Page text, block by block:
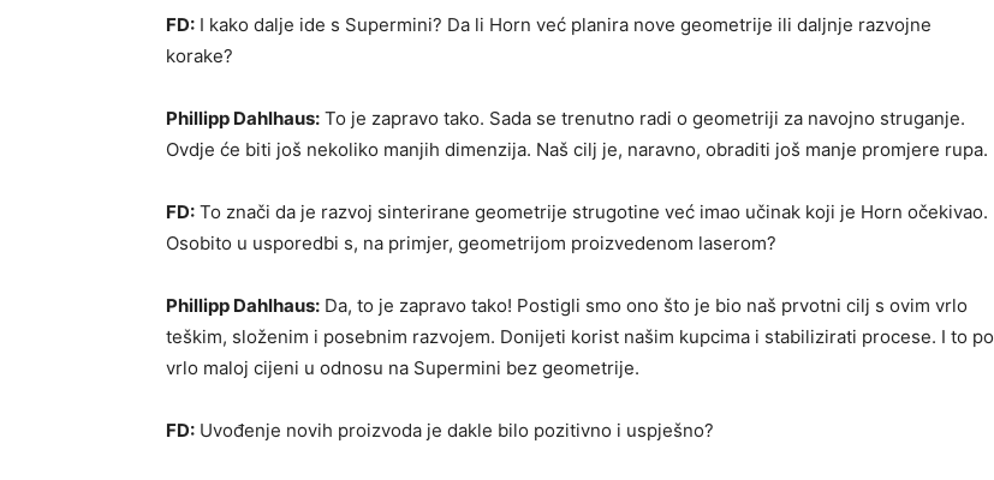
FD: I kako dalje ide s Supermini? Da li Horn već planira nove geometrije ili daljnje razvojne
korake?
Phillipp Dahlhaus: To je zapravo tako. Sada se trenutno radi o geometriji za navojno struganje.
Ovdje će biti još nekoliko manjih dimenzija. Naš cilj je, naravno, obraditi još manje promjere rupa.
FD: To znači da je razvoj sinterirane geometrije strugotine već imao učinak koji je Horn očekivao.
Osobito u usporedbi s, na primjer, geometrijom proizvedenom laserom?
Phillipp Dahlhaus: Da, to je zapravo tako! Postigli smo ono što je bio naš prvotni cilj s ovim vrlo
teškim, složenim i posebnim razvojem. Donijeti korist našim kupcima i stabilizirati procese. I to po
vrlo maloj cijeni u odnosu na Supermini bez geometrije.
FD: Uvođenje novih proizvoda je dakle bilo pozitivno i uspješno?